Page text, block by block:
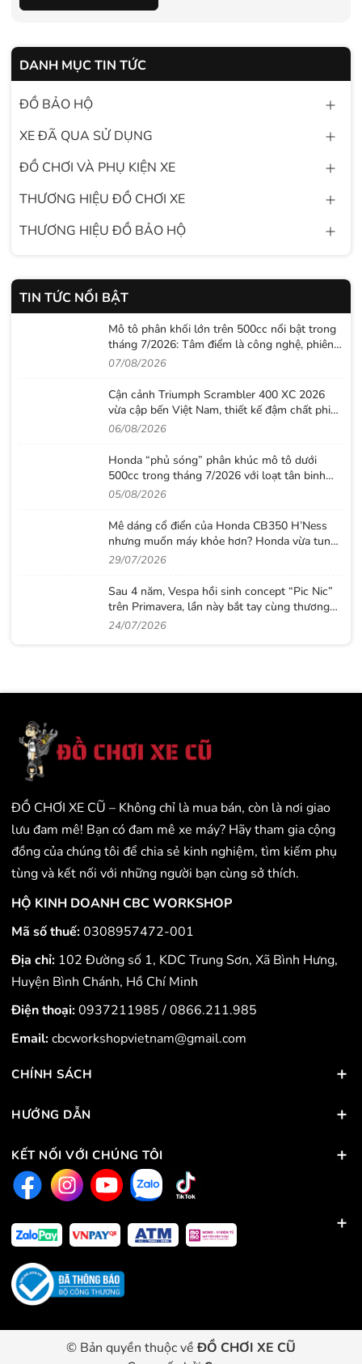
DANH MỤC TIN TỨC
ĐỒ BẢO HỘ
XE ĐÃ QUA SỬ DỤNG
ĐỒ CHƠI VÀ PHỤ KIỆN XE
THƯƠNG HIỆU ĐỒ CHƠI XE
THƯƠNG HIỆU ĐỒ BẢO HỘ
TIN TỨC NỔI BẬT
Mô tô phân khối lớn trên 500cc nổi bật trong
tháng 7/2026: Tâm điểm là công nghệ, phiên
bản giới hạn và những cấu hình “đỉnh”
07/08/2026
Cận cảnh Triumph Scrambler 400 XC 2026
vừa cập bến Việt Nam, thiết kế đậm chất phiêu
lưu cùng mức giá dễ tiếp cận
06/08/2026
Honda “phủ sóng” phân khúc mô tô dưới
500cc trong tháng 7/2026 với loạt tân binh
đáng chú ý
05/08/2026
Mê dáng cổ điển của Honda CB350 H’Ness
nhưng muốn máy khỏe hơn? Honda vừa tung
ra lời giải với CB500 mới
29/07/2026
Sau 4 năm, Vespa hồi sinh concept “Pic Nic”
trên Primavera, lần này bắt tay cùng thương
hiệu thời trang Gigi
24/07/2026
ĐỒ CHƠI XE CŨ – Không chỉ là mua bán, còn là nơi giao
lưu đam mê! Bạn có đam mê xe máy? Hãy tham gia cộng
đồng của chúng tôi để chia sẻ kinh nghiệm, tìm kiếm phụ
tùng và kết nối với những người bạn cùng sở thích.
HỘ KINH DOANH CBC WORKSHOP
Mã số thuế:0308957472-001
Địa chỉ: 102 Đường số 1, KDC Trung Sơn, Xã Bình Hưng,
Huyện Bình Chánh, Hồ Chí Minh
Điện thoại:0937211985/0866.211.985
Email:cbcworkshopvietnam@gmail.com
CHÍNH SÁCH
HƯỚNG DẪN
KẾT NỐI VỚI CHÚNG TÔI
© Bản quyền thuộc vềĐỒ CHƠI XE CŨ